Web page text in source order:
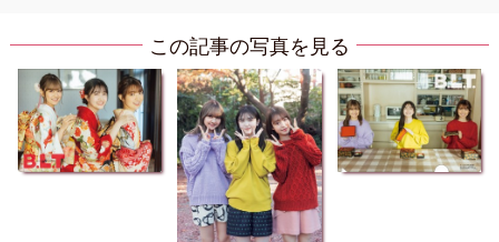
この記事の写真を見る